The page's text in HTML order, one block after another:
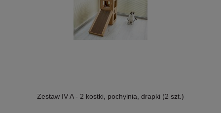
Zestaw IV A - 2 kostki, pochylnia, drapki (2 szt.)